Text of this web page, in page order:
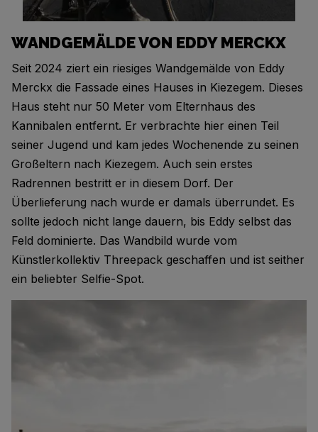
WANDGEMÄLDE VON EDDY MERCKX
Seit 2024 ziert ein riesiges Wandgemälde von Eddy
Merckx die Fassade eines Hauses in Kiezegem. Dieses
Haus steht nur 50 Meter vom Elternhaus des
Kannibalen entfernt. Er verbrachte hier einen Teil
seiner Jugend und kam jedes Wochenende zu seinen
Großeltern nach Kiezegem. Auch sein erstes
Radrennen bestritt er in diesem Dorf. Der
Überlieferung nach wurde er damals überrundet. Es
sollte jedoch nicht lange dauern, bis Eddy selbst das
Feld dominierte. Das Wandbild wurde vom
Künstlerkollektiv Threepack geschaffen und ist seither
ein beliebter Selfie-Spot.